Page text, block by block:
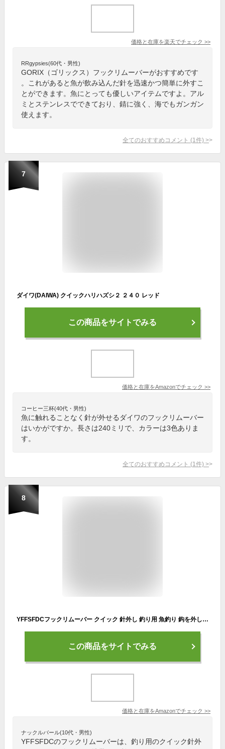
価格と在庫を楽天でチェック >>
RRgypsies(60代・男性)
GORIX（ゴリックス）フックリムーバーがおすすめです
。これがあると魚が飲み込んだ針を迅速かつ簡単に外すこ
とができます。魚にとっても優しいアイテムですよ。アル
ミとステンレスでできており、錆に強く、海でもガンガン
使えます。
全てのおすすめコメント (1 件) >
7
ダイワ(DAIWA) クイックハリハズシ２ ２４０ レッド
この商品をサイトでみる
価格と在庫をAmazonでチェック >>
コーヒー三杯(40代・男性)
魚に触れることなく針が外せるダイワのフックリムーバー
はいかがですか。長さは240ミリで、カラーは3色ありま
す。
全てのおすすめコメント (1 件) >
8
YFFSFDCフックリムーバー クイック 針外し 釣り用 魚釣り 鈎を外し 軽量 携帯型 釣り小道具
この商品をサイトでみる
価格と在庫をAmazonでチェック >>
ナックルバール(10代・男性)
YFFSFDCのフックリムーバーは、釣り用のクイック針外